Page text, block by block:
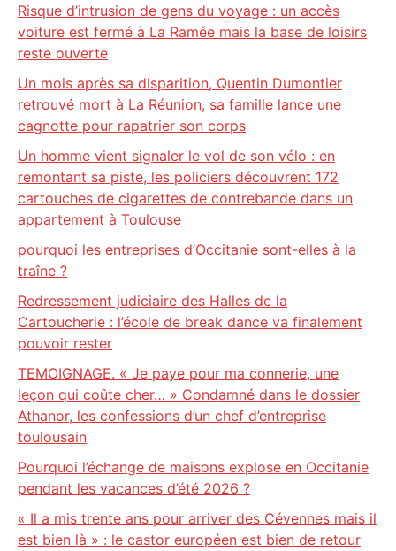
Risque d’intrusion de gens du voyage : un accès
voiture est fermé à La Ramée mais la base de loisirs
reste ouverte
Un mois après sa disparition, Quentin Dumontier
retrouvé mort à La Réunion, sa famille lance une
cagnotte pour rapatrier son corps
Un homme vient signaler le vol de son vélo : en
remontant sa piste, les policiers découvrent 172
cartouches de cigarettes de contrebande dans un
appartement à Toulouse
pourquoi les entreprises d’Occitanie sont-elles à la
traîne ?
Redressement judiciaire des Halles de la
Cartoucherie : l’école de break dance va finalement
pouvoir rester
TEMOIGNAGE. « Je paye pour ma connerie, une
leçon qui coûte cher… » Condamné dans le dossier
Athanor, les confessions d’un chef d’entreprise
toulousain
Pourquoi l’échange de maisons explose en Occitanie
pendant les vacances d’été 2026 ?
« Il a mis trente ans pour arriver des Cévennes mais il
est bien là » : le castor européen est bien de retour